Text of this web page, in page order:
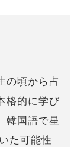
の頃から占
格的に学び
韓国語で星
た可能性